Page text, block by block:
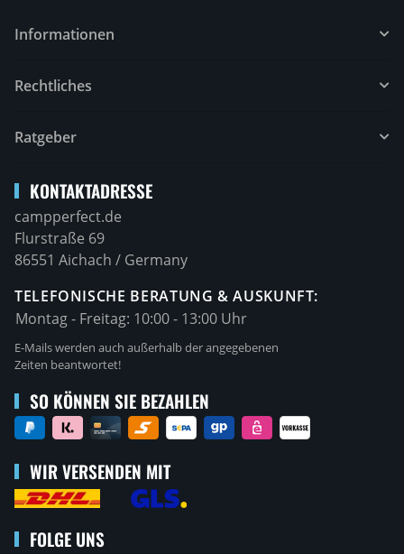
Informationen
Rechtliches
Ratgeber
KONTAKTADRESSE
campperfect.de
Flurstraße 69
86551 Aichach / Germany
TELEFONISCHE BERATUNG & AUSKUNFT:
Montag - Freitag: 10:00 - 13:00 Uhr
E-Mails werden auch außerhalb der angegebenen
Zeiten beantwortet!
SO KÖNNEN SIE BEZAHLEN
WIR VERSENDEN MIT
FOLGE UNS